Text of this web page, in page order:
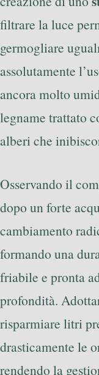
filtrare la luce
germogliare
assolutamente
ancora molto
legname trattato
alberi che
Osservando il
dopo un forte
cambiamento
formando una
friabile e pronta
profondità.
risparmiare litri
drasticamente le
rendendo la